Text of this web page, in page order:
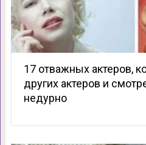
17 отважных актеров,
других актеров и
недурно